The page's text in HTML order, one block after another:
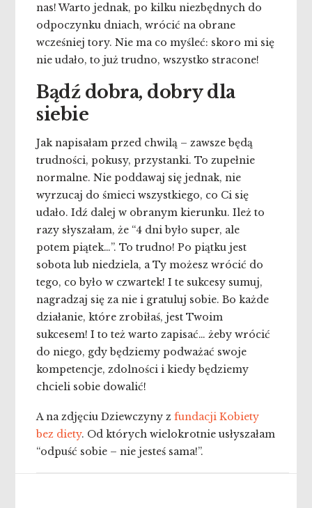
nas! Warto jednak, po kilku niezbędnych do
odpoczynku dniach, wrócić na obrane
wcześniej tory. Nie ma co myśleć: skoro mi się
nie udało, to już trudno, wszystko stracone!
Bądź dobra, dobry dla
siebie
Jak napisałam przed chwilą – zawsze będą
trudności, pokusy, przystanki. To zupełnie
normalne. Nie poddawaj się jednak, nie
wyrzucaj do śmieci wszystkiego, co Ci się
udało. Idź dalej w obranym kierunku. Ileż to
razy słyszałam, że “4 dni było super, ale
potem piątek…”. To trudno! Po piątku jest
sobota lub niedziela, a Ty możesz wrócić do
tego, co było w czwartek! I te sukcesy sumuj,
nagradzaj się za nie i gratuluj sobie. Bo każde
działanie, które zrobiłaś, jest Twoim
sukcesem! I to też warto zapisać… żeby wrócić
do niego, gdy będziemy podważać swoje
kompetencje, zdolności i kiedy będziemy
chcieli sobie dowalić!
A na zdjęciu Dziewczyny zfundacji Kobiety
bez diety. Od których wielokrotnie usłyszałam
“odpuść sobie – nie jesteś sama!”.